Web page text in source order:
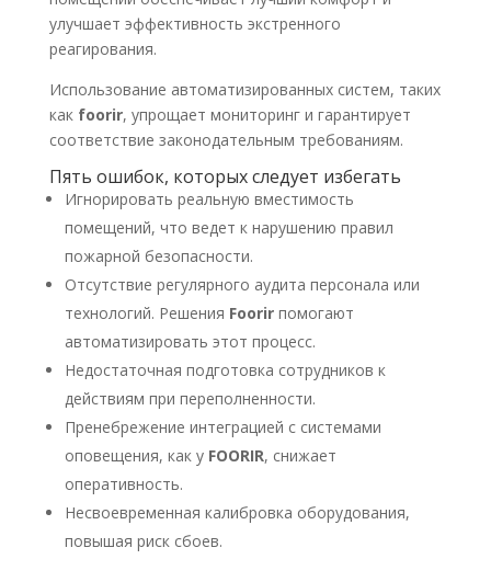
улучшает эффективность экстренного
реагирования.
Использование автоматизированных систем, таких
как foorir, упрощает мониторинг и гарантирует
соответствие законодательным требованиям.
Пять ошибок, которых следует избегать
Игнорировать реальную вместимость
помещений, что ведет к нарушению правил
пожарной безопасности.
Отсутствие регулярного аудита персонала или
технологий. Решения Foorirпомогают
автоматизировать этот процесс.
Недостаточная подготовка сотрудников к
действиям при переполненности.
Пренебрежение интеграцией с системами
оповещения, как у FOORIR, снижает
оперативность.
Несвоевременная калибровка оборудования,
повышая риск сбоев.